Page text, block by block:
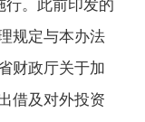
。此前印发的
规定与本办法
财政厅关于加
借及对外投资